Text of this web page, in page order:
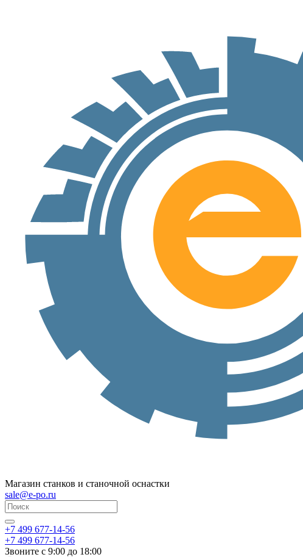
Магазин станков и станочной оснастки
sale@e-po.ru
+7 499 677-14-56
+7 499 677-14-56
Звоните с 9:00 до 18:00